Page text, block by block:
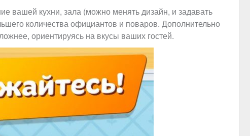
вашей кухни, зала (можно менять дизайн, и задавать
количества официантов и поваров. Дополнительно
ориентируясь на вкусы ваших гостей.